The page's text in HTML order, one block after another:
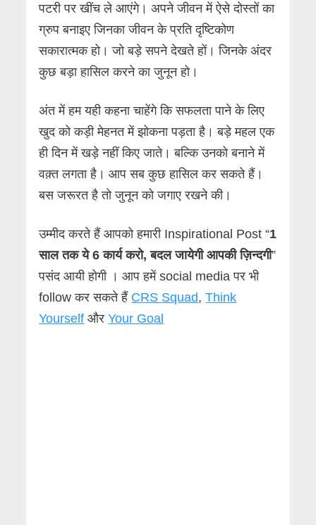
पटरी पर खींच ले आएंगे। अपने जीवन में ऐसे दोस्तों का
ग्रुप बनाइए जिनका जीवन के प्रति दृष्टिकोण
सकारात्मक हो। जो बड़े सपने देखते हों। जिनके अंदर
कुछ बड़ा हासिल करने का जुनून हो।
अंत में हम यही कहना चाहेंगे कि सफलता पाने के लिए
खुद को कड़ी मेहनत में झोकना पड़ता है। बड़े महल एक
ही दिन में खड़े नहीं किए जाते। बल्कि उनको बनाने में
वक़्त लगता है। आप सब कुछ हासिल कर सकते हैं।
बस जरूरत है तो जुनून को जगाए रखने की।
उम्मीद करते हैं आपको हमारी Inspirational Post “1
साल तक ये 6 कार्य करो, बदल जायेगी आपकी ज़िन्दगी”
पसंद आयी होगी । आप हमें social media पर भी
follow कर सकते हैं CRS Squad,Think
Yourself औरYour Goal